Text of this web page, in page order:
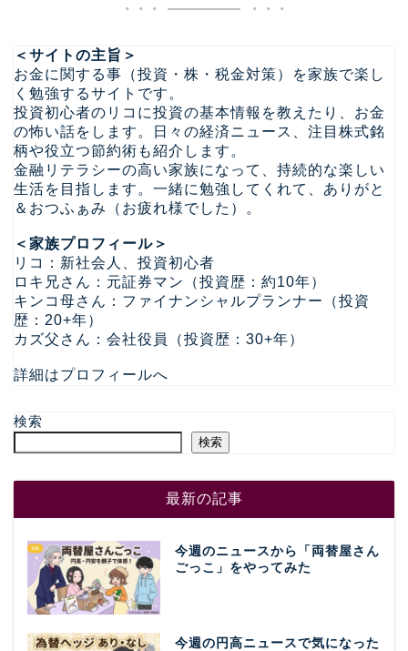
＜サイトの主旨＞
お金に関する事（投資・株・税金対策）を家族で楽し
く勉強するサイトです。
投資初心者のリコに投資の基本情報を教えたり、お金
の怖い話をします。日々の経済ニュース、注目株式銘
柄や役立つ節約術も紹介します。
金融リテラシーの高い家族になって、持続的な楽しい
生活を目指します。一緒に勉強してくれて、ありがと
＆おつふぁみ（お疲れ様でした）。
＜家族プロフィール＞
リコ：新社会人、投資初心者
ロキ兄さん：元証券マン（投資歴：約10年）
キンコ母さん：ファイナンシャルプランナー（投資
歴：20+年）
カズ父さん：会社役員（投資歴：30+年）
詳細はプロフィールへ
検索
検索
最新の記事
今週のニュースから「両替屋さん
ごっこ」をやってみた
今週の円高ニュースで気になった